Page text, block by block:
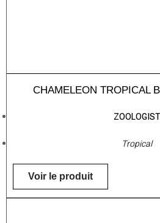
CHAMELEON TROPICAL
ZOOLOGIST
Tropical
Voir le produit